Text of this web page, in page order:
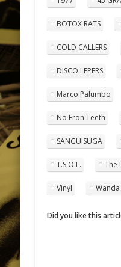
BOTOX RATS
COLD CALLERS
DISCO LEPERS
Marco Palumbo
No Fron Teeth
SANGUISUGA
T.S.O.L. The
Vinyl
Did you like this